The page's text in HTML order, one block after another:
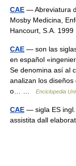
CAE — Abreviatura
Mosby Medicina,
Hancourt, S.A.
CAE — son las
en español
Se denomina así al
analizan los
o… …
Enciclopedia
CAE — sigla ES ingl.
assistita dall